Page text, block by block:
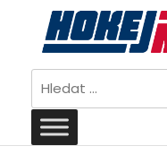
content
Vyhledávání